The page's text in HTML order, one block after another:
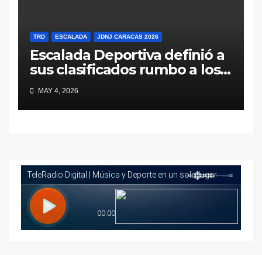
TRD ESCALADA JDNJ CARACAS 2026
Escalada Deportiva definió a
sus clasificados rumbo a los
Juegos Deportivos
Nacionales Juveniles Caracas
2026
MAY 4, 2026